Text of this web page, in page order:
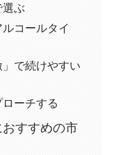
ぶ
コールタイ
で続けやすい
ーチする
すすめの市